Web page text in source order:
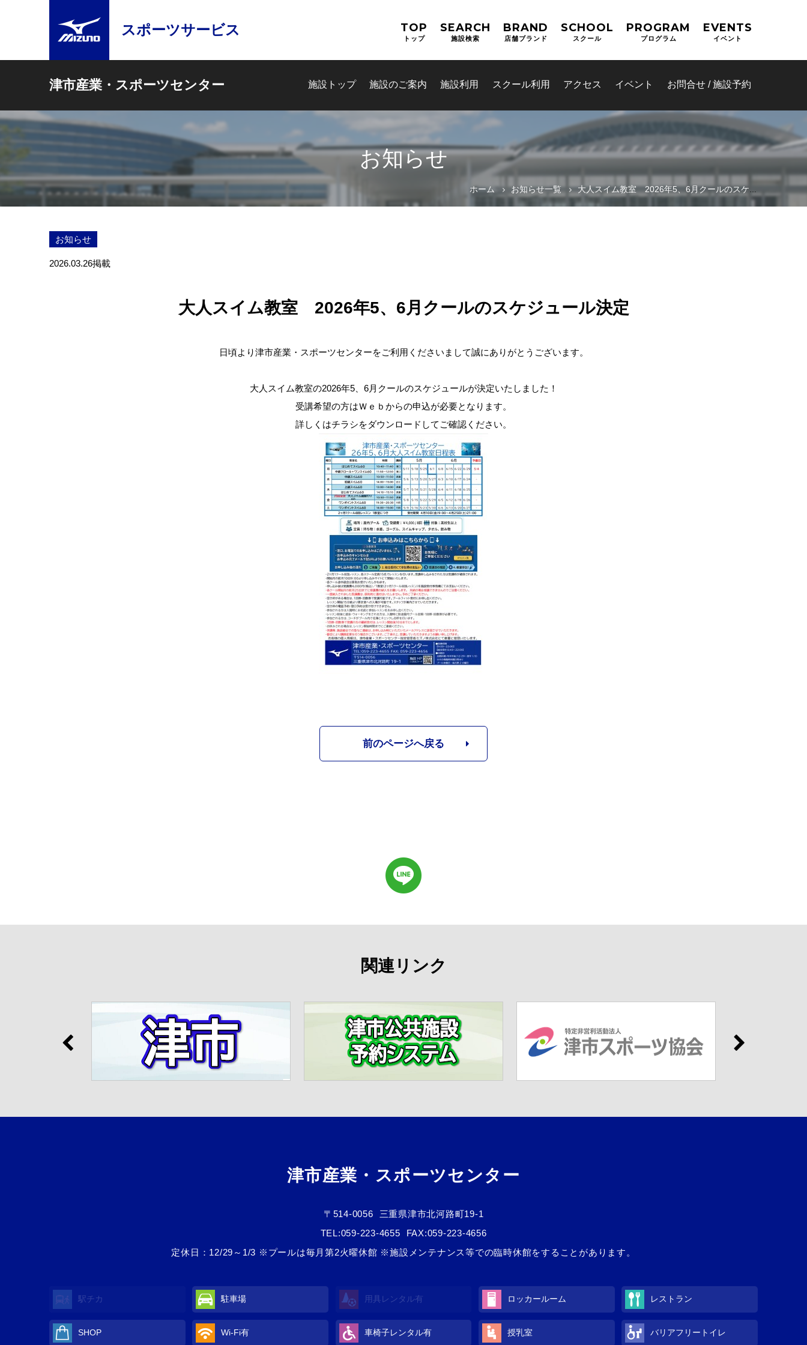
スポーツサービス TOP
トップ
SEARCH
施設検索
BRAND
店舗ブランド
SCHOOL
スクール
PROGRAM
プログラム
EVENTS
イベント
津市産業・スポーツセンター 施設トップ 施設のご案内 施設利用 スクール利用 アクセス イベント お問合せ / 施設予約
お問合せフォーム
津市公共施設予約システム
お知らせ
ホーム お知らせ一覧
お知らせ
2026.03.26掲載
大人スイム教室 2026年5、6月クールのスケジュール決定
日頃より津市産業・スポーツセンターをご利用くださいまして誠にありがとうございます。
大人スイム教室の2026年5、6月クールのスケジュールが決定いたしました！
受講希望の方はＷｅｂからの申込が必要となります。
詳しくはチラシをダウンロードしてご確認ください。
前のページへ戻る
関連リンク
津市産業・スポーツセンター
〒514-0056
三重県津市北河路町19-1
TEL:059-223-4655
FAX:059-223-4656
定休日：12/29～1/3 ※プールは毎月第2火曜休館 ※施設メンテナンス等での臨時休館をすることがあります。
駅チカ 駐車場 用具レンタル有 ロッカールーム レストラン
SHOP Wi-Fi有 車椅子レンタル有 授乳室 バリアフリートイレ